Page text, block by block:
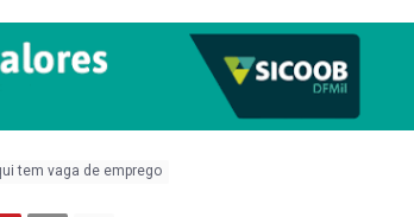
tem vaga de emprego